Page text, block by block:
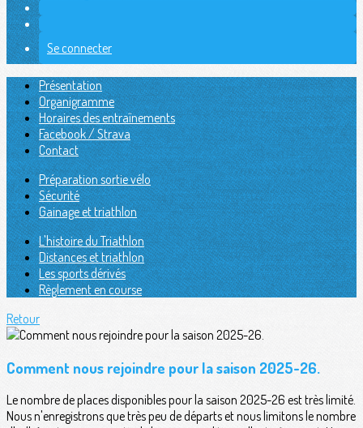
Se connecter
Présentation
Organigramme
Horaires des entraînements
Facebook / Strava
Contact
Préparation sortie vélo
Sécurité
Gainage et triathlon
L'histoire du Triathlon
Distances et triathlon
Les sports dérivés
Règlement en course
Retour
Comment nous rejoindre pour la saison 2025-26.
Le nombre de places disponibles pour la saison 2025-26 est très limité.
Nous n'enregistrons que très peu de départs et nous limitons le nombre